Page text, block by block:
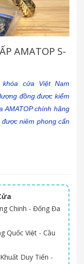
AMATOP S-
khóa cửa Việt Nam
đồng được kiểm
AMATOP chính hãng
niêm phong cẩn
Chinh - Đống Đa
Quốc Việt - Cầu
Duy Tiến -